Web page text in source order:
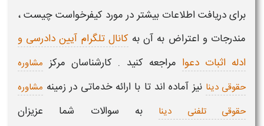
برای دریافت اطلاعات بیشتر در مورد کیفرخواست چیست ،
مندرجات و اعتراض به آن بهکانال تلگرام آیین دادرسی و
ادله اثبات دعوا مراجعه کنید . کارشناسان مرکز مشاوره
حقوقی دینا نیز آماده اند تا با ارائه خدماتی در زمینه مشاوره
حقوقی تلفنی دینا
به سوالات شما عزیزان